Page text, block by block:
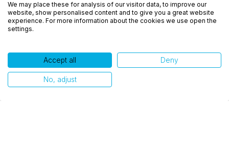
experiência, melhorar o desempenho, analisar
como você interage em nosso site e personalizar
conteúdo. Ao utilizar este site, você concorda com
Ok, entendi!
We may place these for analysis of our visitor data, to improve our
website, show personalised content and to give you a great website
experience. For more information about the cookies we use open the
settings.
Accept all Deny
No, adjust